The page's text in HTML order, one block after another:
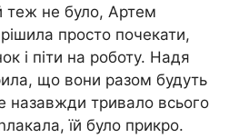
теж не було, Артем
просто почекати,
і піти на роботу. Надя
що вони разом будуть
назавжди тривало всього
їй було прикро.